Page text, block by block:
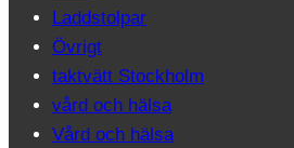
Laddstolpar
Övrigt
taktvätt Stockholm
vård och hälsa
Vård och hälsa